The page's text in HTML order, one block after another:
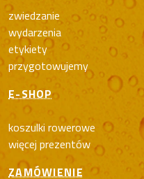
zwiedzanie
wydarzenia
etykiety
przygotowujemy
E-SHOP
koszulki rowerowe
więcej prezentów
ZAMÓWIENIE